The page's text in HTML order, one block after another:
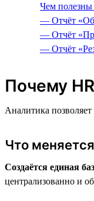
Чем
— Отчёт
— Отчёт
— Отчёт
Почему
Аналитика
Что
Создаётся единая
централизованно и